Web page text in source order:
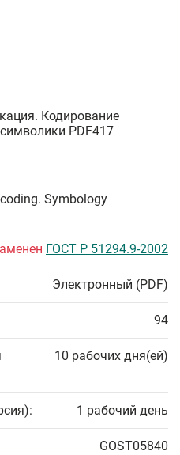
Кодирование
PDF417
Symbology
ГОСТ Р 51294.9-2002
Электронный (PDF)
94
10 рабочих дня(ей)
1 рабочий день
GOST05840